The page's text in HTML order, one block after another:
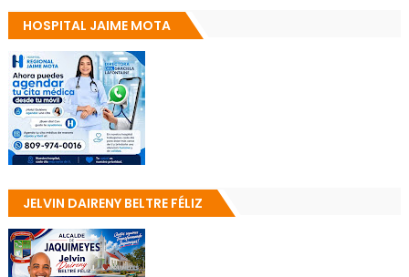
HOSPITAL JAIME MOTA
JELVIN DAIRENY BELTRE FÉLIZ